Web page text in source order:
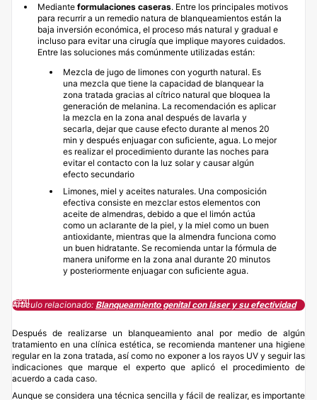
Mediante formulaciones caseras. Entre los principales motivos
para recurrir a un remedio natura de blanqueamientos están la
baja inversión económica, el proceso más natural y gradual e
incluso para evitar una cirugía que implique mayores cuidados.
Entre las soluciones más comúnmente utilizadas están:
Mezcla de jugo de limones con yogurth natural. Es
una mezcla que tiene la capacidad de blanquear la
zona tratada gracias al cítrico natural que bloquea la
generación de melanina. La recomendación es aplicar
la mezcla en la zona anal después de lavarla y
secarla, dejar que cause efecto durante al menos 20
min y después enjuagar con suficiente, agua. Lo mejor
es realizar el procedimiento durante las noches para
evitar el contacto con la luz solar y causar algún
efecto secundario
Limones, miel y aceites naturales. Una composición
efectiva consiste en mezclar estos elementos con
aceite de almendras, debido a que el limón actúa
como un aclarante de la piel, y la miel como un buen
antioxidante, mientras que la almendra funciona como
un buen hidratante. Se recomienda untar la fórmula de
manera uniforme en la zona anal durante 20 minutos
y posteriormente enjuagar con suficiente agua.
Artículo relacionado: Blanqueamiento genital con láser y su efectividad
Después de realizarse un blanqueamiento anal por medio de algún
tratamiento en una clínica estética, se recomienda mantener una higiene
regular en la zona tratada, así como no exponer a los rayos UV y seguir las
indicaciones que marque el experto que aplicó el procedimiento de
acuerdo a cada caso.
Aunque se considera una técnica sencilla y fácil de realizar, es importante